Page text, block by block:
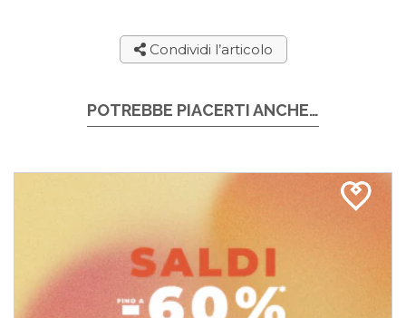
Condividi l’articolo
POTREBBE PIACERTI ANCHE…